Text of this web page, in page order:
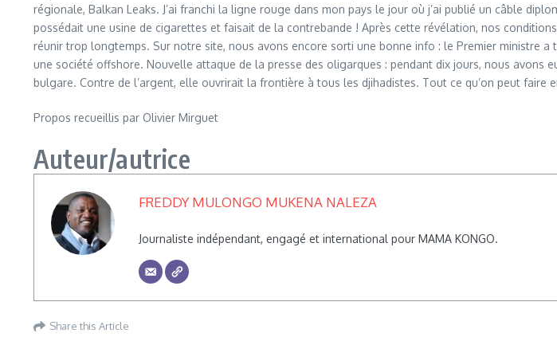
régionale, Balkan Leaks. J’ai franchi la ligne rouge dans mon pays le jour où j’ai publié un câble
possédait une usine de cigarettes et faisait de la contrebande ! Après cette révélation, nos
réunir trop longtemps. Sur notre site, nous avons encore sorti une bonne info : le Premier ministre
une société offshore. Nouvelle attaque de la presse des oligarques : pendant dix jours, nous avons
bulgare. Contre de l’argent, elle ouvrirait la frontière à tous les djihadistes. Tout ce qu’on peut faire
Propos recueillis par Olivier Mirguet
Auteur/autrice
FREDDY MULONGO MUKENA NALEZA
Journaliste indépendant, engagé et international pour MAMA KONGO.
Share this Article